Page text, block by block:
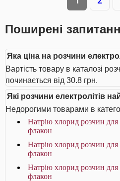
Поширені
Яка ціна на розчини
Вартість товару в каталозі
починається від 30.8 грн.
Які розчини електролітів
Недорогими товарами в
Натрію хлорид розчин для
флакон
Натрію хлорид розчин для
флакон
Натрію хлорид розчин для
флакон